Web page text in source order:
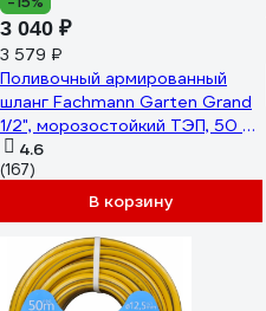
3 040 ₽
3 579 ₽
Поливочный армированный
шланг Fachmann Garten Grand
1/2", морозостойкий ТЭП, 50 м,
3-х слойный, 12,5 мм 05.058
4.6
(167)
В корзину